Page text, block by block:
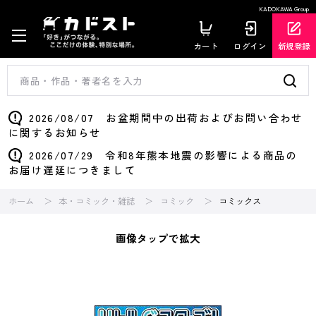
KADOKAWA Group
カート ログイン 新規登録
2026/08/07 お盆期間中の出荷およびお問い合わせ
に関するお知らせ
2026/07/29 令和8年熊本地震の影響による商品の
お届け遅延につきまして
ホーム 本・コミック・雑誌 コミック コミックス
画像タップで拡大